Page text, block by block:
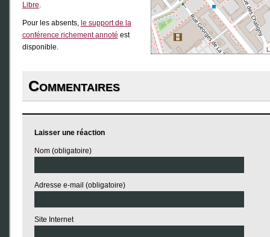
Libre.
Pour les absents, le support de la
conférence richement annoté est
disponible.
Commentaires
Laisser une réaction
Nom (obligatoire)
Adresse e-mail (obligatoire)
Site Internet